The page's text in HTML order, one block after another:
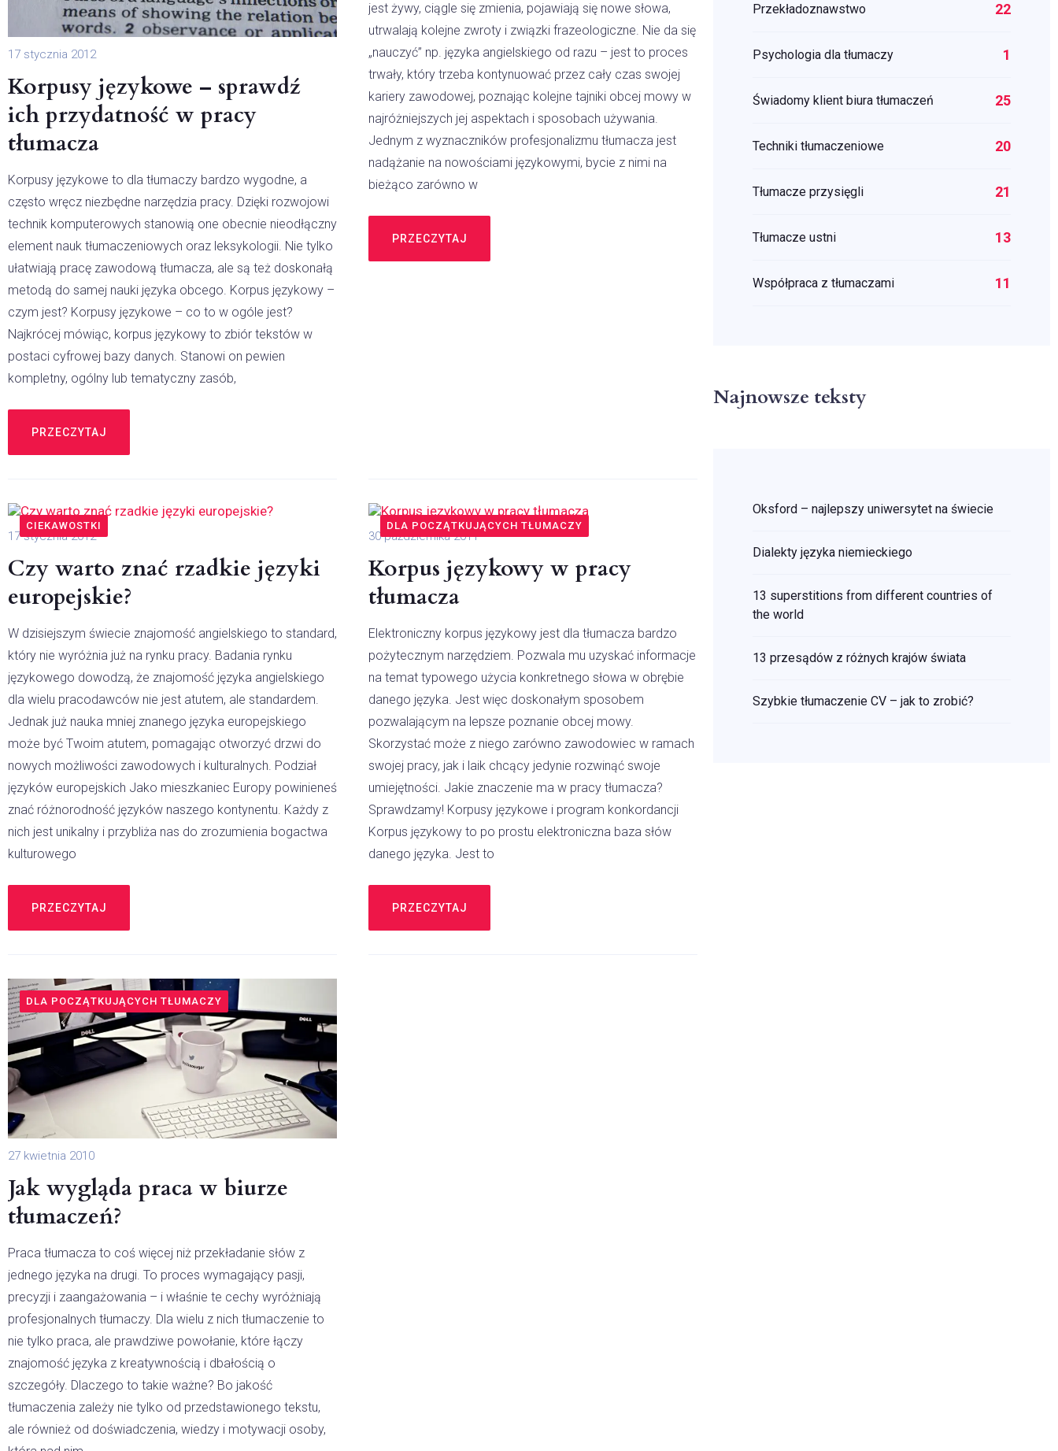
Korpusy językowe – sprawdź
ich przydatność w pracy
tłumacza
Korpusy językowe to dla tłumaczy bardzo wygodne, a
często wręcz niezbędne narzędzia pracy. Dzięki rozwojowi
technik komputerowych stanowią one obecnie nieodłączny
element nauk tłumaczeniowych oraz leksykologii. Nie tylko
ułatwiają pracę zawodową tłumacza, ale są też doskonałą
metodą do samej nauki języka obcego. Korpus językowy –
czym jest? Korpusy językowe – co to w ogóle jest?
Najkrócej mówiąc, korpus językowy to zbiór tekstów w
postaci cyfrowej bazy danych. Stanowi on pewien
kompletny, ogólny lub tematyczny zasób,
PRZECZYTAJ
17 stycznia 2012
jest żywy, ciągle się zmienia, pojawiają się nowe słowa,
utrwalają kolejne zwroty i związki frazeologiczne. Nie da się
„nauczyć” np. języka angielskiego od razu – jest to proces
trwały, który trzeba kontynuować przez cały czas swojej
kariery zawodowej, poznając kolejne tajniki obcej mowy w
najróżniejszych jej aspektach i sposobach używania.
Jednym z wyznaczników profesjonalizmu tłumacza jest
nadążanie na nowościami językowymi, bycie z nimi na
bieżąco zarówno w
PRZECZYTAJ
CIEKAWOSTKI
Czy warto znać rzadkie języki
europejskie?
W dzisiejszym świecie znajomość angielskiego to standard,
który nie wyróżnia już na rynku pracy. Badania rynku
językowego dowodzą, że znajomość języka angielskiego
dla wielu pracodawców nie jest atutem, ale standardem.
Jednak już nauka mniej znanego języka europejskiego
może być Twoim atutem, pomagając otworzyć drzwi do
nowych możliwości zawodowych i kulturalnych. Podział
języków europejskich Jako mieszkaniec Europy powinieneś
znać różnorodność języków naszego kontynentu. Każdy z
nich jest unikalny i przybliża nas do zrozumienia bogactwa
kulturowego
PRZECZYTAJ
17 stycznia 2012
DLA POCZĄTKUJĄCYCH TŁUMACZY
Korpus językowy w pracy
tłumacza
Elektroniczny korpus językowy jest dla tłumacza bardzo
pożytecznym narzędziem. Pozwala mu uzyskać informacje
na temat typowego użycia konkretnego słowa w obrębie
danego języka. Jest więc doskonałym sposobem
pozwalającym na lepsze poznanie obcej mowy.
Skorzystać może z niego zarówno zawodowiec w ramach
swojej pracy, jak i laik chcący jedynie rozwinąć swoje
umiejętności. Jakie znaczenie ma w pracy tłumacza?
Sprawdzamy! Korpusy językowe i program konkordancji
Korpus językowy to po prostu elektroniczna baza słów
danego języka. Jest to
PRZECZYTAJ
30 października 2011
DLA POCZĄTKUJĄCYCH TŁUMACZY
Jak wygląda praca w biurze
tłumaczeń?
Praca tłumacza to coś więcej niż przekładanie słów z
jednego języka na drugi. To proces wymagający pasji,
precyzji i zaangażowania – i właśnie te cechy wyróżniają
profesjonalnych tłumaczy. Dla wielu z nich tłumaczenie to
nie tylko praca, ale prawdziwe powołanie, które łączy
znajomość języka z kreatywnością i dbałością o
szczegóły. Dlaczego to takie ważne? Bo jakość
tłumaczenia zależy nie tylko od przedstawionego tekstu,
ale również od doświadczenia, wiedzy i motywacji osoby,
27 kwietnia 2010
Przekładoznawstwo 22
Psychologia dla tłumaczy 1
Świadomy klient biura tłumaczeń 25
Techniki tłumaczeniowe 20
Tłumacze przysięgli 21
Tłumacze ustni 13
Współpraca z tłumaczami 11
Najnowsze teksty
Oksford – najlepszy uniwersytet na świecie
Dialekty języka niemieckiego
13 superstitions from different countries of
the world
13 przesądów z różnych krajów świata
Szybkie tłumaczenie CV – jak to zrobić?